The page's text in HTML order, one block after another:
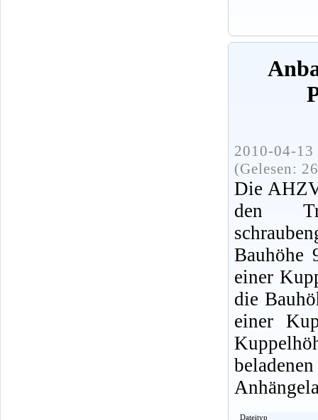
2010-04-
(Gelesen:
Die
den
Bauhöhe
einer
die
einer
Dateityp